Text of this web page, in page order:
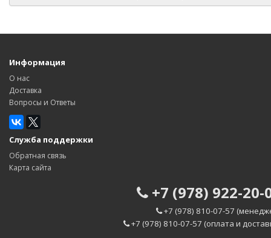
Информация
О нас
Доставка
Вопросы и Ответы
Служба поддержки
Обратная связь
Карта сайта
+7 (978) 922-20-
+7 (978) 810-07-57
+7 (978) 810-07-57 (оплата и